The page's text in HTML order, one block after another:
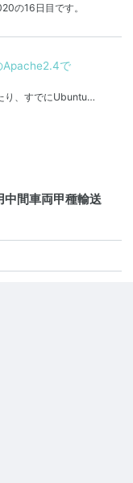
の16日目です。
Apache2.4で
り、すでにUbuntu…
間車両甲種輸送